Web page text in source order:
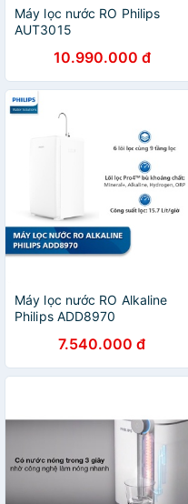
Máy lọc nước RO Philips
AUT3015
10.990.000 đ
Máy lọc nước RO Alkaline
Philips ADD8970
7.540.000 đ